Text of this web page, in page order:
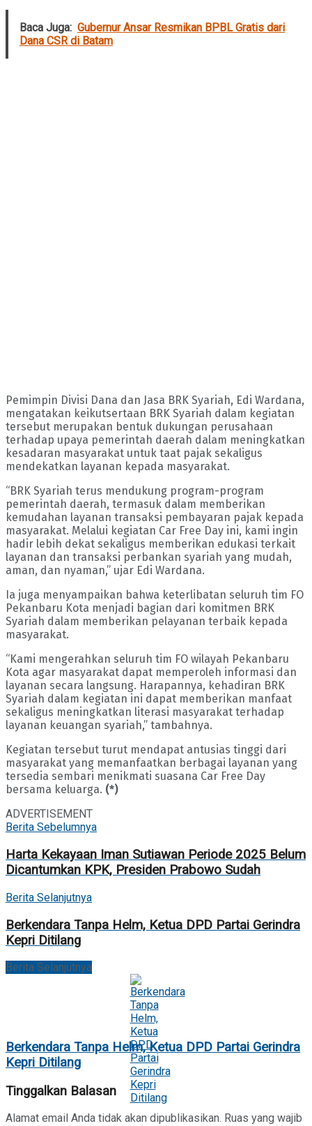
Baca Juga: Gubernur Ansar Resmikan BPBL Gratis dari
Dana CSR di Batam
Pemimpin Divisi Dana dan Jasa BRK Syariah, Edi Wardana,
mengatakan keikutsertaan BRK Syariah dalam kegiatan
tersebut merupakan bentuk dukungan perusahaan
terhadap upaya pemerintah daerah dalam meningkatkan
kesadaran masyarakat untuk taat pajak sekaligus
mendekatkan layanan kepada masyarakat.
“BRK Syariah terus mendukung program-program
pemerintah daerah, termasuk dalam memberikan
kemudahan layanan transaksi pembayaran pajak kepada
masyarakat. Melalui kegiatan Car Free Day ini, kami ingin
hadir lebih dekat sekaligus memberikan edukasi terkait
layanan dan transaksi perbankan syariah yang mudah,
aman, dan nyaman,” ujar Edi Wardana.
Ia juga menyampaikan bahwa keterlibatan seluruh tim FO
Pekanbaru Kota menjadi bagian dari komitmen BRK
Syariah dalam memberikan pelayanan terbaik kepada
masyarakat.
“Kami mengerahkan seluruh tim FO wilayah Pekanbaru
Kota agar masyarakat dapat memperoleh informasi dan
layanan secara langsung. Harapannya, kehadiran BRK
Syariah dalam kegiatan ini dapat memberikan manfaat
sekaligus meningkatkan literasi masyarakat terhadap
layanan keuangan syariah,” tambahnya.
Kegiatan tersebut turut mendapat antusias tinggi dari
masyarakat yang memanfaatkan berbagai layanan yang
tersedia sembari menikmati suasana Car Free Day
bersama keluarga. (*)
ADVERTISEMENT
Berita Sebelumnya
Harta Kekayaan Iman Sutiawan Periode 2025 Belum
Dicantumkan KPK, Presiden Prabowo Sudah
Berita Selanjutnya
Berkendara Tanpa Helm, Ketua DPD Partai Gerindra
Kepri Ditilang
Berita Selanjutnya
Berkendara Tanpa Helm, Ketua DPD Partai Gerindra
Kepri Ditilang
Tinggalkan Balasan
Alamat email Anda tidak akan dipublikasikan. Ruas yang wajib